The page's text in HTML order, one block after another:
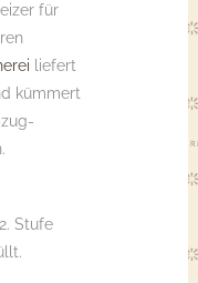
für
liefert
kümmert
Stufe